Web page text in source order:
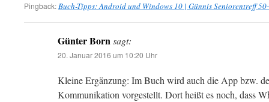
Pingback:Buch-Tipps: Android und Windows 10 | Günnis Seniorentreff
Günter Bornsagt:
20. Januar 2016 um 10:20 Uhr
Kleine Ergänzung: Im Buch wird auch die App bzw.
Kommunikation vorgestellt. Dort heißt es noch, dass